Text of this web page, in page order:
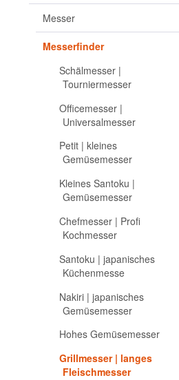
Messer
Messerfinder
Schälmesser |
Tourniermesser
Officemesser |
Universalmesser
Petit | kleines
Gemüsemesser
Kleines Santoku |
Gemüsemesser
Chefmesser | Profi
Kochmesser
Santoku | japanisches
Küchenmesse
Nakiri | japanisches
Gemüsemesser
Hohes Gemüsemesser
Grillmesser | langes
Fleischmesser